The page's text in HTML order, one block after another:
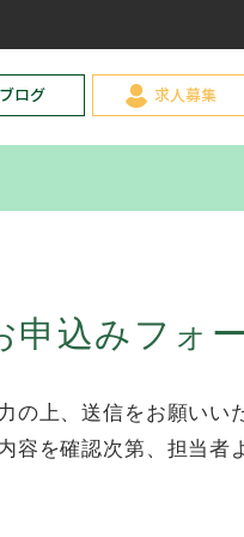
ブログ 求人募集
申込みフォ
の上、送信をお願いい
容を確認次第、担当者